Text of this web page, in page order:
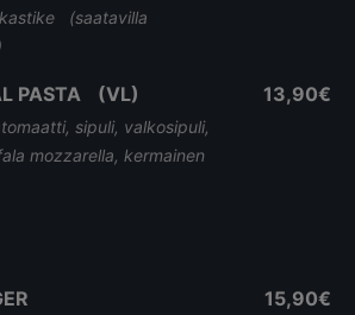
(saatavilla
PASTA (VL)
sipuli, valkosipuli,
mozzarella, kermainen
13,90€
15,90€